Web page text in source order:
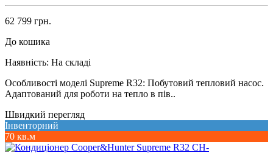
62 799 грн.
До кошика
Наявність: На складі
Особливості моделі Supreme R32: Побутовий тепловий насос.
Адаптований для роботи на тепло в пів..
Швидкий перегляд
Інвенторний
70 кв.м